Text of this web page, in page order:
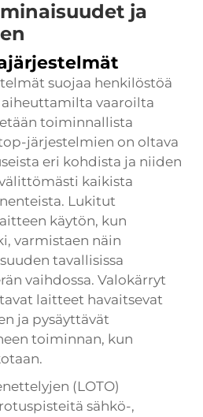
ja
suojaa henkilöstöä
vaaroilta
toiminnallista
järjestelmien on oltava
eri kohdista ja niiden
kaikista
Lukitut
käytön, kun
varmistaen näin
tavallisissa
vaihdossa. Valokärryt
laitteet havaitsevat
ja pysäyttävät
toiminnan, kun
(LOTO)
sähkö-,